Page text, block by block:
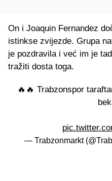
On i Joaquin Fernandez
istinkse zvijezde. Grupa
je pozdravila i već im je
tražiti dosta toga.
🔥🔥 Trabzonspor
— Trabzonmarkt